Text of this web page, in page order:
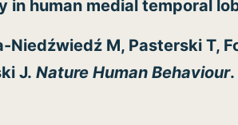
human medial temporal
Niedźwiedź M, Pasterski T,
J. Nature Human Behaviour.